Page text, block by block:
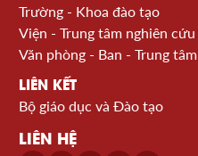
Trường - Khoa đào tạo
Viện - Trung tâm nghiên cứu
Văn phòng - Ban - Trung tâm
LIÊN KẾT
Bộ giáo dục và Đào tạo
LIÊN HỆ